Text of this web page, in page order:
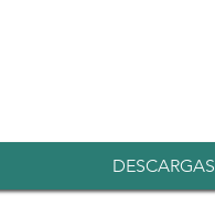
Iniciar sesiónDESCARGAS